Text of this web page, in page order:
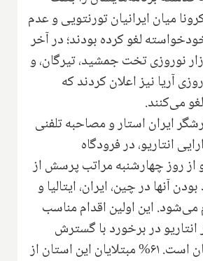
میان ایرانیان تورنتویی و عدم
لغو کرده بودند؛ در آخر
نوروزی تخت جمشید، تیرگان، و
آریا نیز اعلان کردند که
می‌کنند.
ایران استار و مصاحبه تلفنی
انتاریو، در فرودگاه
از روز چهارشنبه مراتب پرسش از
آنها در چین، ایران، ایتالیا و
این اولین اقدام مناسب
در برخورد با گسترش
کرونا در این استان است. ۶۱% مبتلایان این استان از